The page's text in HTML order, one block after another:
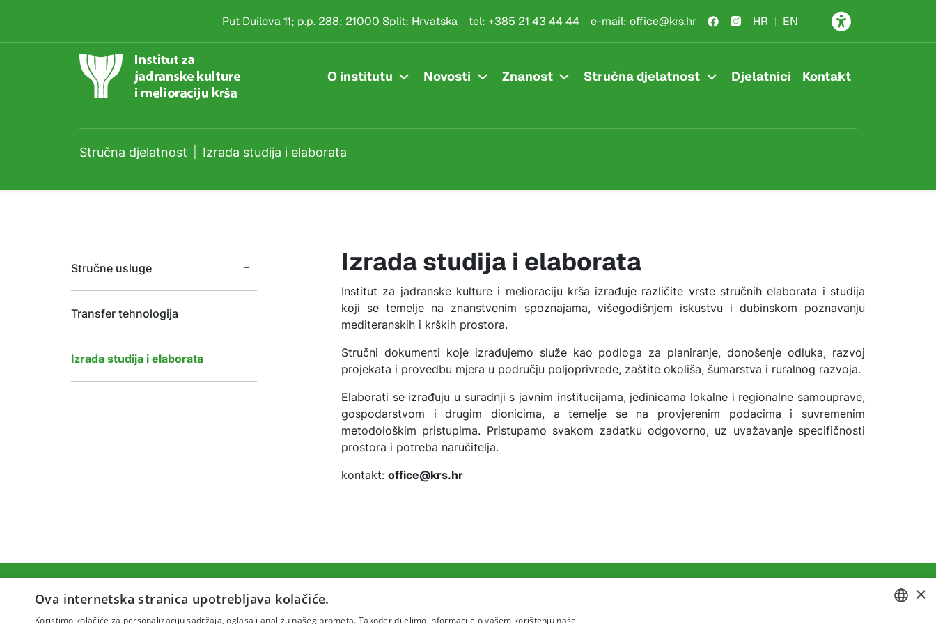
Izrada studija i elaborata
Put Duilova 11; p.p. 288; 21000 Split; Hrvatska tel: +385 21 43 44 44 e-mail: office@krs.hr HR EN
O institutu Novosti Znanost Stručna djelatnost Djelatnici Kontakt
Stručna djelatnost Izrada studija i elaborata
Stručne usluge
Laboratorij za prehrambenu tehnologiju
Transfer tehnologija
Izrada studija i elaborata
Izrada studija i elaborata
Institut za jadranske kulture i melioraciju krša izrađuje različite vrste stručnih elaborata i studija
koji se temelje na znanstvenim spoznajama, višegodišnjem iskustvu i dubinskom poznavanju
mediteranskih i krških prostora.
Stručni dokumenti koje izrađujemo služe kao podloga za planiranje, donošenje odluka, razvoj
projekata i provedbu mjera u području poljoprivrede, zaštite okoliša, šumarstva i ruralnog razvoja.
Elaborati se izrađuju u suradnji s javnim institucijama, jedinicama lokalne i regionalne samouprave,
gospodarstvom i drugim dionicima, a temelje se na provjerenim podacima i suvremenim
metodološkim pristupima. Pristupamo svakom zadatku odgovorno, uz uvažavanje specifičnosti
prostora i potreba naručitelja.
kontakt: office@krs.hr
Uvjeti korištenja Politika privatnosti
×
Ova internetska stranica upotrebljava kolačiće.
Koristimo kolačiće za personalizaciju sadržaja, oglasa i analizu našeg prometa. Također dijelimo informacije o vašem korištenju naše